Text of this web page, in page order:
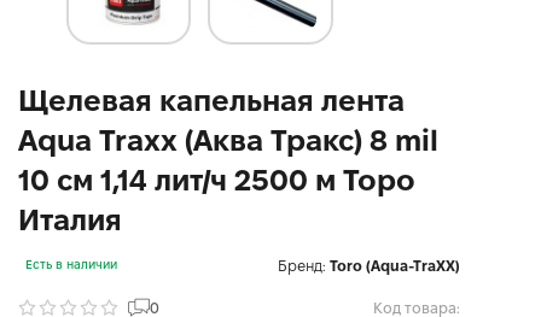
Щелевая капельная лента
Aqua Traxx (Аква Тракс) 8 mil
10 см 1,14 лит/ч 2500 м Торо
Италия
Есть в наличии Бренд: Toro (Aqua-TraXX)
0 Код товара: